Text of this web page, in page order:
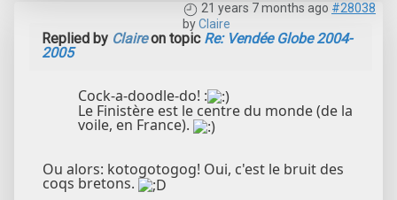
21 years 7 months ago #28038
byClaire
Replied by Claireon topic Re: Vendée Globe 2004-
2005
Cock-a-doodle-do! :
Le Finistère est le centre du monde (de la
voile, en France).
Ou alors: kotogotogog! Oui, c'est le bruit des
coqs bretons.